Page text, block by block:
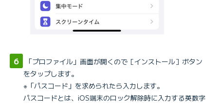
「プロファイル」画面が開くので［インストール］ボタン
をタップします。
※「パスコード」を求められたら入力します。
パスコードとは、iOS端末のロック解除時に入力する英数字